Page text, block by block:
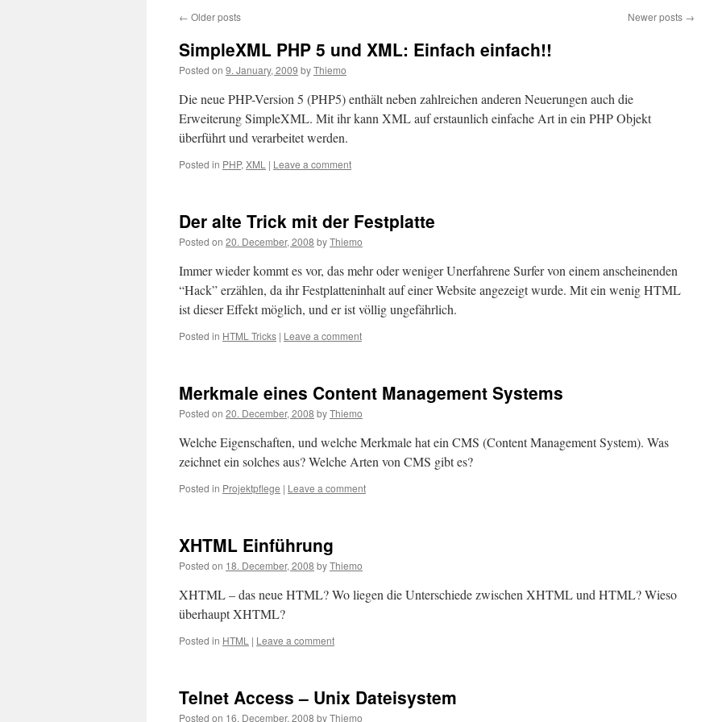
← Older posts Newer posts →
SimpleXML PHP 5 und XML: Einfach einfach!!
Posted on 9. January, 2009 byThiemo
Die neue PHP-Version 5 (PHP5) enthält neben zahlreichen anderen Neuerungen auch die
Erweiterung SimpleXML. Mit ihr kann XML auf erstaunlich einfache Art in ein PHP Objekt
überführt und verarbeitet werden.
Posted in PHP, XML | Leave a comment
Der alte Trick mit der Festplatte
Posted on 20. December, 2008 byThiemo
Immer wieder kommt es vor, das mehr oder weniger Unerfahrene Surfer von einem anscheinenden
“Hack” erzählen, da ihr Festplatteninhalt auf einer Website angezeigt wurde. Mit ein wenig HTML
ist dieser Effekt möglich, und er ist völlig ungefährlich.
Posted in HTML Tricks | Leave a comment
Merkmale eines Content Management Systems
Posted on 20. December, 2008 byThiemo
Welche Eigenschaften, und welche Merkmale hat ein CMS (Content Management System). Was
zeichnet ein solches aus? Welche Arten von CMS gibt es?
Posted in Projektpflege | Leave a comment
XHTML Einführung
Posted on 18. December, 2008 byThiemo
XHTML – das neue HTML? Wo liegen die Unterschiede zwischen XHTML und HTML? Wieso
überhaupt XHTML?
Posted in HTML | Leave a comment
Telnet Access – Unix Dateisystem
Posted on 16. December, 2008 byThiemo